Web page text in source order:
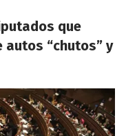
que
“chutos” y